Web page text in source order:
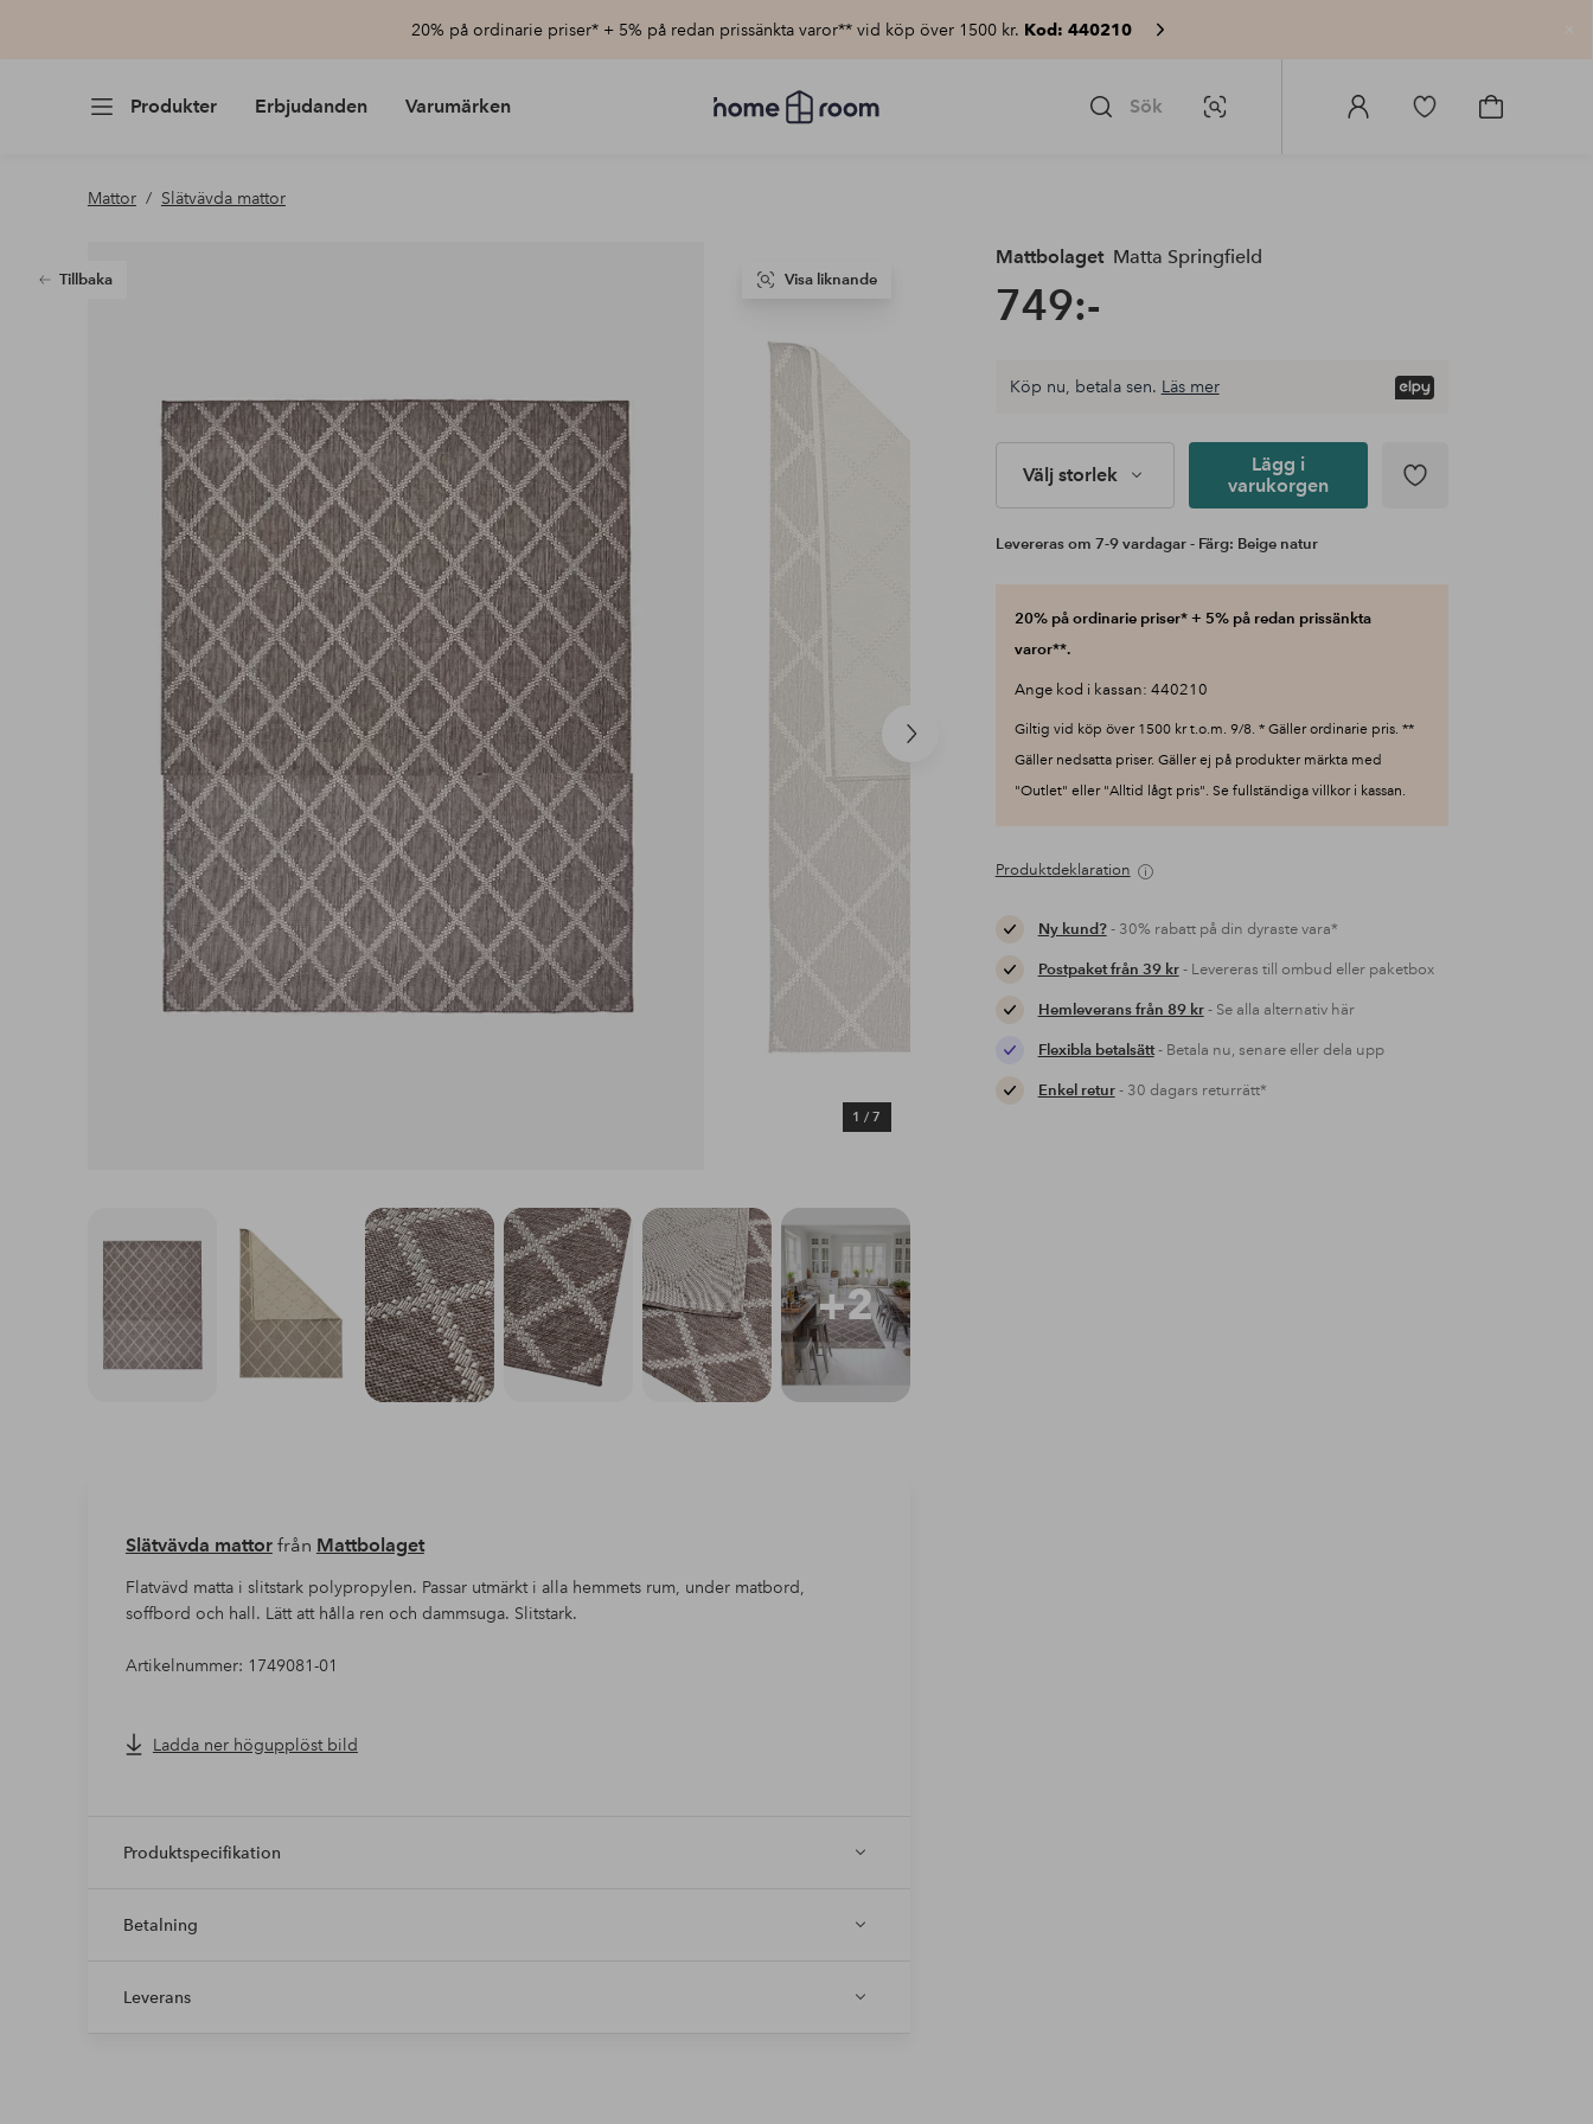
20% på ordinarie priser* + 5% på redan prissänkta varor** vid köp över 1500 kr. Kod: 440210
Produkter Erbjudanden Varumärken
Homeroom
–
Sök Bildsök
Logga
Gå
Gå
Mattor Slätvävda mattor
Tillbaka
Nästa
produkt
1 / 7
Visa liknande
Mattbolaget Matta Springfield
749:-
Köp nu, betala sen. Läs mer
Välj storlek
Lägg i
varukorgen
Levereras om 7-9 vardagar - Färg: Beige natur
20% på ordinarie priser* + 5% på redan prissänkta
varor**.
Ange kod i kassan: 440210
Giltig vid köp över 1500 kr t.o.m. 9/8. * Gäller ordinarie pris. **
Gäller nedsatta priser. Gäller ej på produkter märkta med
"Outlet" eller "Alltid lågt pris". Se fullständiga villkor i kassan.
Produktdeklaration
Ny kund?- 30% rabatt på din dyraste vara*
Postpaket från 39 kr- Levereras till ombud eller paketbox
Hemleverans från 89 kr- Se alla alternativ här
Flexibla betalsätt- Betala nu, senare eller dela upp
Enkel retur- 30 dagars returrätt*
+2
Slätvävda mattorfrån Mattbolaget
Flatvävd matta i slitstark polypropylen. Passar utmärkt i alla hemmets rum, under matbord,
soffbord och hall. Lätt att hålla ren och dammsuga. Slitstark.
Artikelnummer: 1749081-01
Ladda ner högupplöst bild
Produktspecifikation
Betalning
Leverans